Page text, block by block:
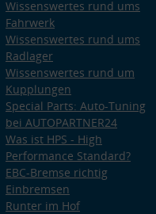
Wissenswertes rund ums
Fahrwerk
Wissenswertes rund ums
Radlager
Wissenswertes rund um
Kupplungen
Special Parts: Auto-Tuning
bei AUTOPARTNER24
Was ist HPS - High
Performance Standard?
EBC-Bremse richtig
Einbremsen
Runter im Hof